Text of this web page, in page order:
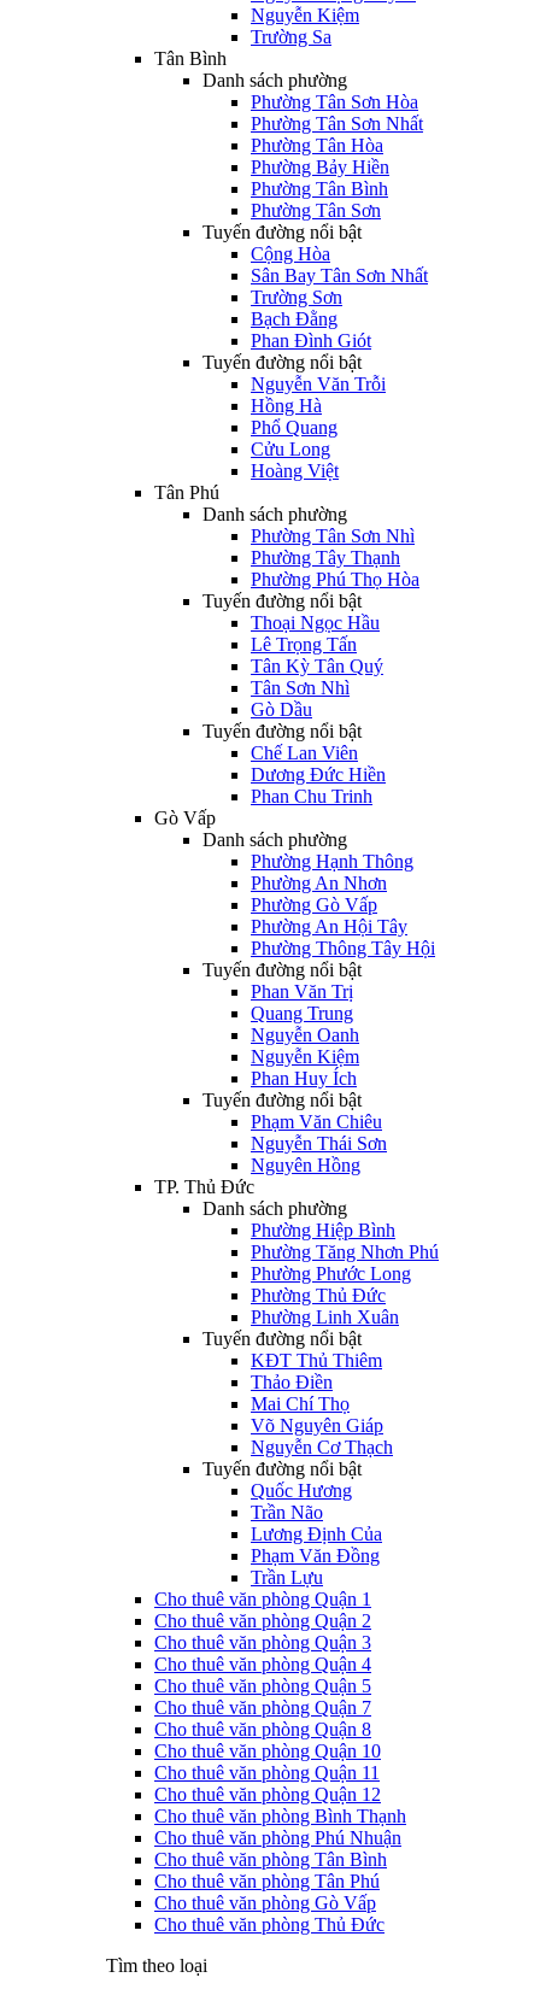
Nguyễn Kiệm
Trường Sa
Tân Bình
Danh sách phường
Phường Tân Sơn Hòa
Phường Tân Sơn Nhất
Phường Tân Hòa
Phường Bảy Hiền
Phường Tân Bình
Phường Tân Sơn
Tuyến đường nổi bật
Cộng Hòa
Sân Bay Tân Sơn Nhất
Trường Sơn
Bạch Đằng
Phan Đình Giót
Tuyến đường nổi bật
Nguyễn Văn Trỗi
Hồng Hà
Phổ Quang
Cửu Long
Hoàng Việt
Tân Phú
Danh sách phường
Phường Tân Sơn Nhì
Phường Tây Thạnh
Phường Phú Thọ Hòa
Tuyến đường nổi bật
Thoại Ngọc Hầu
Lê Trọng Tấn
Tân Kỳ Tân Quý
Tân Sơn Nhì
Gò Dầu
Tuyến đường nổi bật
Chế Lan Viên
Dương Đức Hiền
Phan Chu Trinh
Gò Vấp
Danh sách phường
Phường Hạnh Thông
Phường An Nhơn
Phường Gò Vấp
Phường An Hội Tây
Phường Thông Tây Hội
Tuyến đường nổi bật
Phan Văn Trị
Quang Trung
Nguyễn Oanh
Nguyễn Kiệm
Phan Huy Ích
Tuyến đường nổi bật
Phạm Văn Chiêu
Nguyễn Thái Sơn
Nguyên Hồng
TP. Thủ Đức
Danh sách phường
Phường Hiệp Bình
Phường Tăng Nhơn Phú
Phường Phước Long
Phường Thủ Đức
Phường Linh Xuân
Tuyến đường nổi bật
KĐT Thủ Thiêm
Thảo Điền
Mai Chí Thọ
Võ Nguyên Giáp
Nguyễn Cơ Thạch
Tuyến đường nổi bật
Quốc Hương
Trần Não
Lương Định Của
Phạm Văn Đồng
Trần Lựu
Cho thuê văn phòng Quận 1
Cho thuê văn phòng Quận 2
Cho thuê văn phòng Quận 3
Cho thuê văn phòng Quận 4
Cho thuê văn phòng Quận 5
Cho thuê văn phòng Quận 7
Cho thuê văn phòng Quận 8
Cho thuê văn phòng Quận 10
Cho thuê văn phòng Quận 11
Cho thuê văn phòng Quận 12
Cho thuê văn phòng Bình Thạnh
Cho thuê văn phòng Phú Nhuận
Cho thuê văn phòng Tân Bình
Cho thuê văn phòng Tân Phú
Cho thuê văn phòng Gò Vấp
Cho thuê văn phòng Thủ Đức
Tìm theo loại